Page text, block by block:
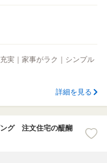
実｜家事がラク｜シンプル
詳細を見る
ング 注文住宅の醍醐